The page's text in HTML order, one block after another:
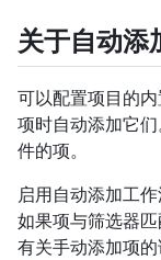
关于自动添
可以配置项目的
项时自动添加它
件的项。
启用自动添加工
如果项与筛选器
有关手动添加项